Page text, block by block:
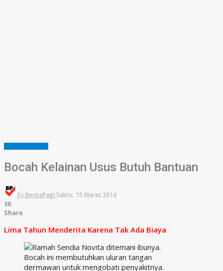
Bocah Kelainan Usus Butuh Bantuan
By BeritaPagi Sabtu, 15 Maret 2014
36
Share
Lima Tahun Menderita Karena Tak Ada Biaya